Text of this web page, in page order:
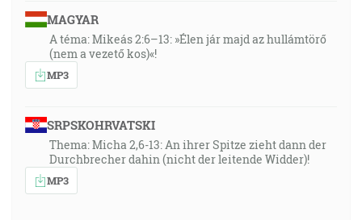
MAGYAR
A téma: Mikeás 2:6–13: »Élen jár majd az hullámtörő
(nem a vezető kos)«!
MP3
SRPSKOHRVATSKI
Thema: Micha 2,6-13: An ihrer Spitze zieht dann der
Durchbrecher dahin (nicht der leitende Widder)!
MP3